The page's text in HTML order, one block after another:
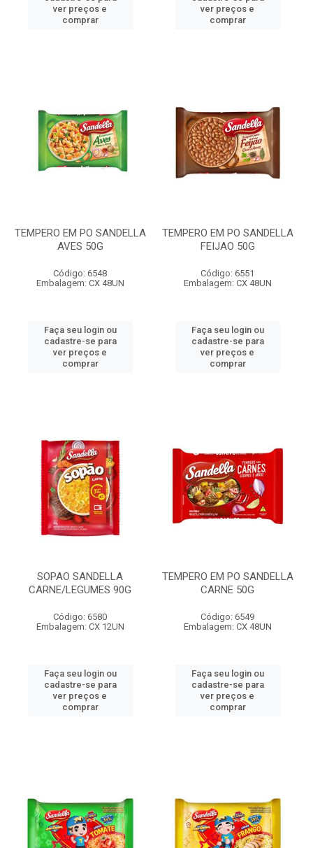
ver preços e
comprar
ver preços e
comprar
TEMPERO EM PO SANDELLA
AVES 50G
Código: 6548
Embalagem: CX 48UN
Faça seu login ou
cadastre-se para
ver preços e
comprar
TEMPERO EM PO SANDELLA
FEIJAO 50G
Código: 6551
Embalagem: CX 48UN
Faça seu login ou
cadastre-se para
ver preços e
comprar
SOPAO SANDELLA
CARNE/LEGUMES 90G
Código: 6580
Embalagem: CX 12UN
Faça seu login ou
cadastre-se para
ver preços e
comprar
TEMPERO EM PO SANDELLA
CARNE 50G
Código: 6549
Embalagem: CX 48UN
Faça seu login ou
cadastre-se para
ver preços e
comprar